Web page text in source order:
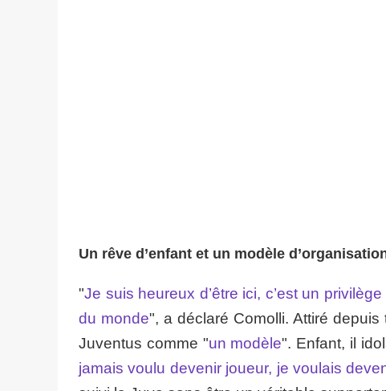
Un rêve d’enfant et un modèle
"Je suis heureux d’être ici, c’est un
du monde", a déclaré Comolli. Attiré depuis
Juventus comme "un modèle". Enfant, il
jamais voulu devenir joueur, je voulais